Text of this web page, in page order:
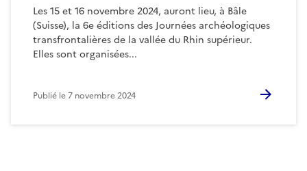
Les 15 et 16 novembre 2024, auront lieu, à Bâle
(Suisse), la 6e éditions des Journées archéologiques
transfrontalières de la vallée du Rhin supérieur.
Elles sont organisées...
Publié le7 novembre 2024